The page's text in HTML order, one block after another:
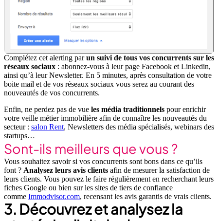
Complétez cet alerting parun suivi de tous vos concurrents sur les
réseaux sociaux : abonnez-vous à leur page Facebook et Linkedin,
ainsi qu’à leur Newsletter. En 5 minutes, après consultation de votre
boite mail et de vos réseaux sociaux vous serez au courant des
nouveautés de vos concurrents.
Enfin, ne perdez pas de vue les média traditionnels pour enrichir
votre veille métier immobilière afin de connaître les nouveautés du
secteur : salon Rent, Newsletters des média spécialisés, webinars des
startups…
Sont-ils meilleurs que vous ?
Vous souhaitez savoir si vos concurrents sont bons dans ce qu’ils
font ? Analysez leurs avis clients afin de mesurer la satisfaction de
leurs clients. Vous pouvez le faire régulièrement en recherchant leurs
fiches Google ou bien sur les sites de tiers de confiance
comme Immodvisor.com, recensant les avis garantis de vrais clients.
3. Découvrez et analysez la